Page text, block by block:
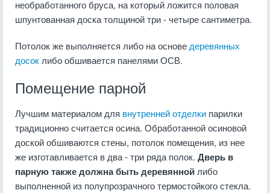
необработанного бруса, на который ложится половая
шпунтованная доска толщиной три - четыре сантиметра.
Потолок же выполняется либо на основе деревянных
досок либо обшивается панелями ОСВ.
Помещение парной
Лучшим материалом для внутренней отделки парилки
традиционно считается осина. Обработанной осиновой
доской обшиваются стены, потолок помещения, из нее
же изготавливается в два - три ряда полок. Дверь в
парную также должна быть деревянной либо
выполненной из полупрозрачного термостойкого стекла.